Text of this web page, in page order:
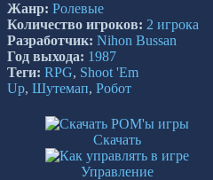
Жанр: Ролевые
Количество игроков: 2 игрока
Разработчик: Nihon Bussan
Год выхода: 1987
Теги: RPG, Shoot 'Em
Up, Шутемап, Робот
Скачать
Управление